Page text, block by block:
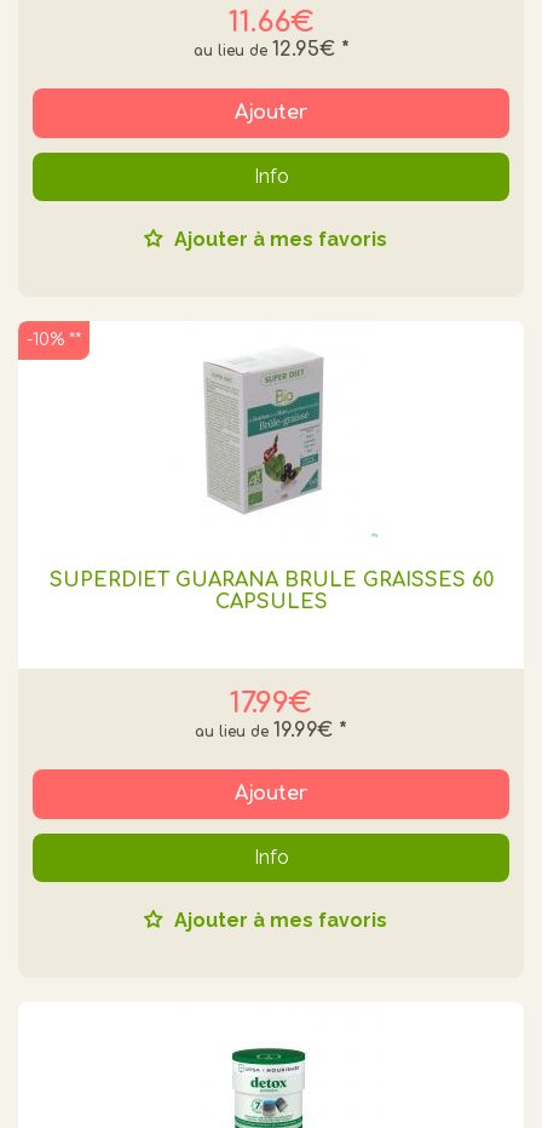
11.66€
12.95€ *
Ajouter
Info
Ajouter à mes favoris
SUPERDIET GUARANA BRULE GRAISSES 60
CAPSULES
17.99€
19.99€ *
-10% **
Ajouter
Info
Ajouter à mes favoris